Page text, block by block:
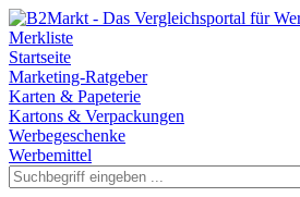
Merkliste
Startseite
Marketing-Ratgeber
Karten & Papeterie
Kartons & Verpackungen
Werbegeschenke
Werbemittel